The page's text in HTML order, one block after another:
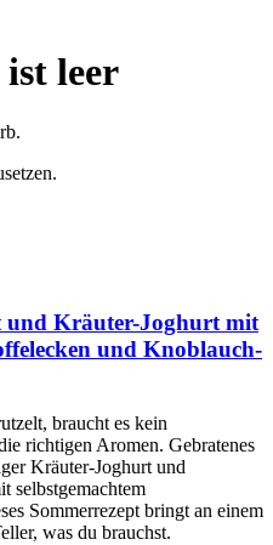
leer
und Kräuter-Joghurt mit
und Knoblauch-
braucht es kein
richtigen Aromen. Gebratenes
Kräuter-Joghurt und
selbstgemachtem
Sommerrezept bringt an einem
was du brauchst.